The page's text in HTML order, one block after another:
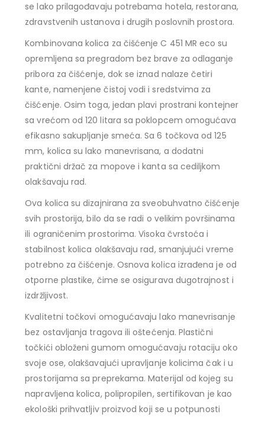
se lako prilagođavaju potrebama hotela, restorana,
zdravstvenih ustanova i drugih poslovnih prostora.
Kombinovana kolica za čišćenje C 451 MR eco su
opremljena sa pregradom bez brave za odlaganje
pribora za čišćenje, dok se iznad nalaze četiri
kante, namenjene čistoj vodi i sredstvima za
čišćenje. Osim toga, jedan plavi prostrani kontejner
sa vrećom od 120 litara sa poklopcem omogućava
efikasno sakupljanje smeća. Sa 6 točkova od 125
mm, kolica su lako manevrisana, a dodatni
praktični držač za mopove i kanta sa cediljkom
olakšavaju rad.
Ova kolica su dizajnirana za sveobuhvatno čišćenje
svih prostorija, bilo da se radi o velikim površinama
ili ograničenim prostorima. Visoka čvrstoća i
stabilnost kolica olakšavaju rad, smanjujući vreme
potrebno za čišćenje. Osnova kolica izrađena je od
otporne plastike, čime se osigurava dugotrajnost i
izdržljivost.
Kvalitetni točkovi omogućavaju lako manevrisanje
bez ostavljanja tragova ili oštećenja. Plastični
točkići obloženi gumom omogućavaju rotaciju oko
svoje ose, olakšavajući upravljanje kolicima čak i u
prostorijama sa preprekama. Materijal od kojeg su
napravljena kolica, polipropilen, sertifikovan je kao
ekološki prihvatljiv proizvod koji se u potpunosti